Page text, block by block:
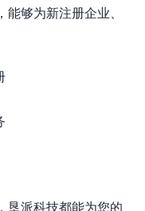
够为新注册企业、
垦派科技都能为您的